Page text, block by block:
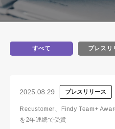
すべて プレスリ
2025.08.29 プレスリリース
Recustomer、Findy Team+
を2年連続で受賞